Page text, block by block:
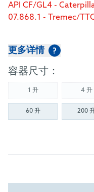
API CF/GL4 -
07.868.1 - Tremec/
更多详情 ?
容器尺寸：
1 升(Not available) 4 升
60 升 200